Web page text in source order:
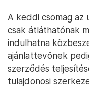
A keddi csomag az
csak átláthatónak
indulhatna
ajánlattevőnek
szerződés
tulajdonosi